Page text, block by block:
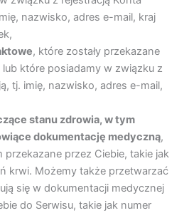
nazwisko, adres e-mail, kraj
, które zostały przekazane
lub które posiadamy w związku z
tj. imię, nazwisko, adres e-mail,
stanu zdrowia, w tym
dokumentację medyczną,
przekazane przez Ciebie, takie jak
krwi. Możemy także przetwarzać
się w dokumentacji medycznej
do Serwisu, takie jak numer